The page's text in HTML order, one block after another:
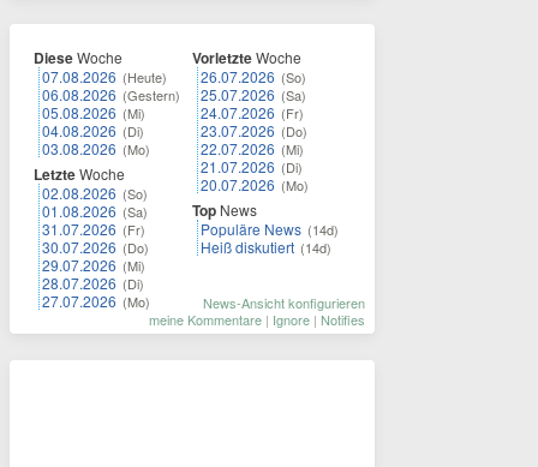
DieseWoche
07.08.2026 (Heute)
06.08.2026 (Gestern)
05.08.2026 (Mi)
04.08.2026 (Di)
03.08.2026 (Mo)
LetzteWoche
02.08.2026 (So)
01.08.2026 (Sa)
31.07.2026 (Fr)
30.07.2026 (Do)
29.07.2026 (Mi)
28.07.2026 (Di)
27.07.2026 (Mo)
VorletzteWoche
26.07.2026 (So)
25.07.2026 (Sa)
24.07.2026 (Fr)
23.07.2026 (Do)
22.07.2026 (Mi)
21.07.2026 (Di)
20.07.2026 (Mo)
Top News
Populäre News (14d)
Heiß diskutiert (14d)
News-Ansicht konfigurieren
meine Kommentare | Ignore | Notifies